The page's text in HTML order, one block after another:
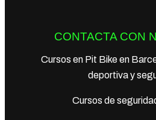
CONTACTA CON
Cursos en Pit Bike en
deportiva y
Cursos de